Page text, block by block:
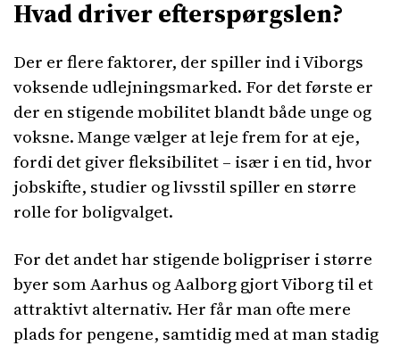
Hvad driver efterspørgslen?
Der er flere faktorer, der spiller ind i Viborgs
voksende udlejningsmarked. For det første er
der en stigende mobilitet blandt både unge og
voksne. Mange vælger at leje frem for at eje,
fordi det giver fleksibilitet – især i en tid, hvor
jobskifte, studier og livsstil spiller en større
rolle for boligvalget.
For det andet har stigende boligpriser i større
byer som Aarhus og Aalborg gjort Viborg til et
attraktivt alternativ. Her får man ofte mere
plads for pengene, samtidig med at man stadig